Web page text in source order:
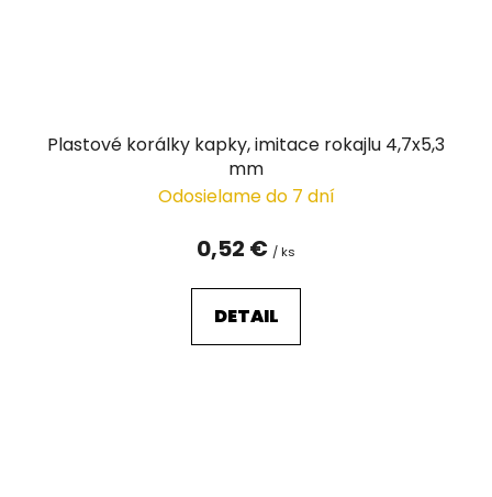
Plastové korálky kapky, imitace rokajlu 4,7x5,3
mm
Odosielame do 7 dní
0,52 € / ks
DETAIL